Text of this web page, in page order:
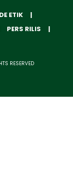
ETIK
PERS RILIS
RESERVED